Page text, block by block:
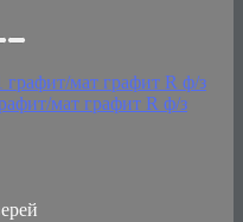
мат графит R ф/з